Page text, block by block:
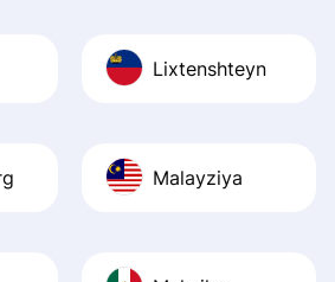
Lixtenshteyn
Malayziya